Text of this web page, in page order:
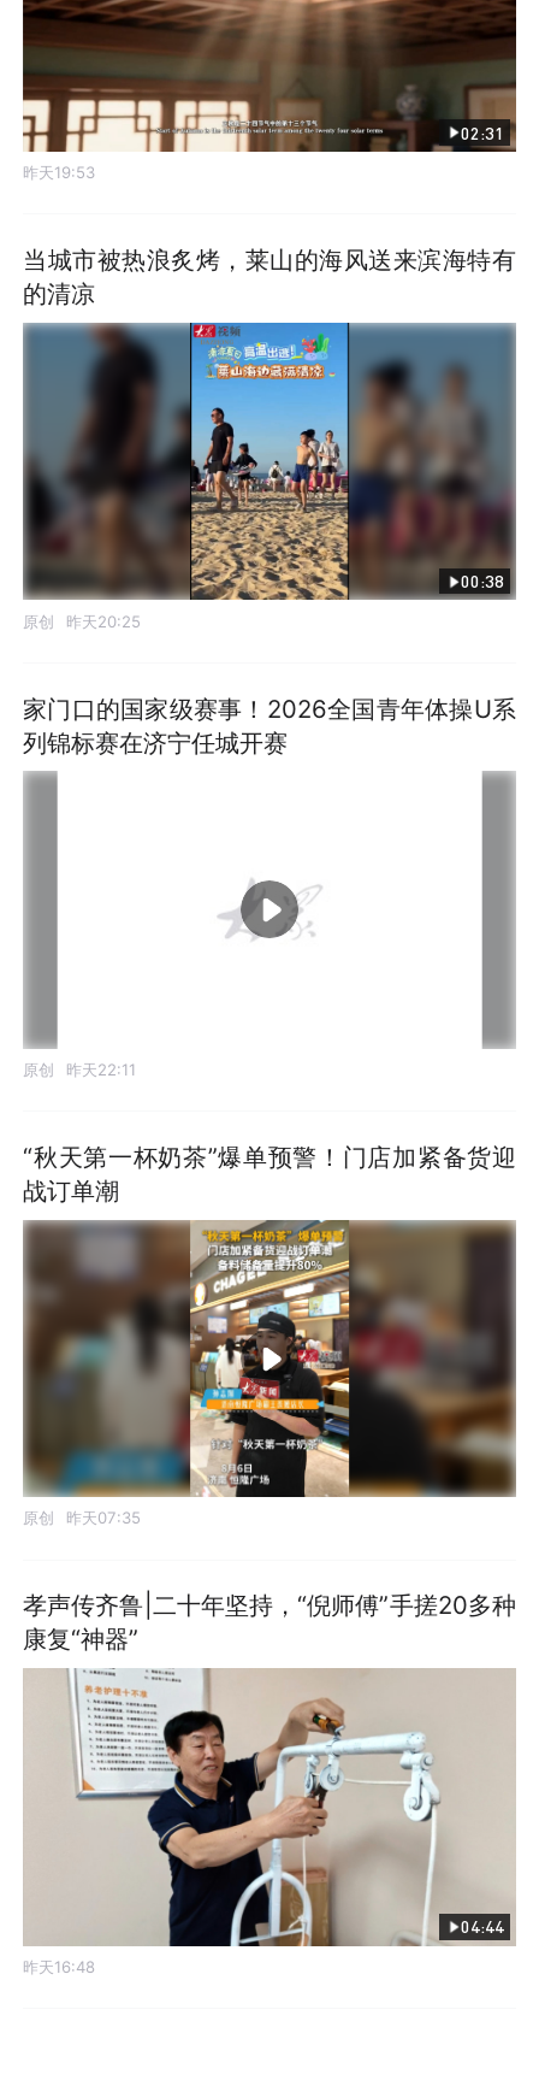
02:31
昨天19:53
当城市被热浪炙烤，莱山的海风送来滨海特有
的清凉
00:38
原创 昨天20:25
家门口的国家级赛事！2026全国青年体操U系
列锦标赛在济宁任城开赛
原创 昨天22:11
“秋天第一杯奶茶”爆单预警！门店加紧备货迎
战订单潮
原创 昨天07:35
孝声传齐鲁|二十年坚持，“倪师傅”手搓20多种
康复“神器”
04:44
昨天16:48